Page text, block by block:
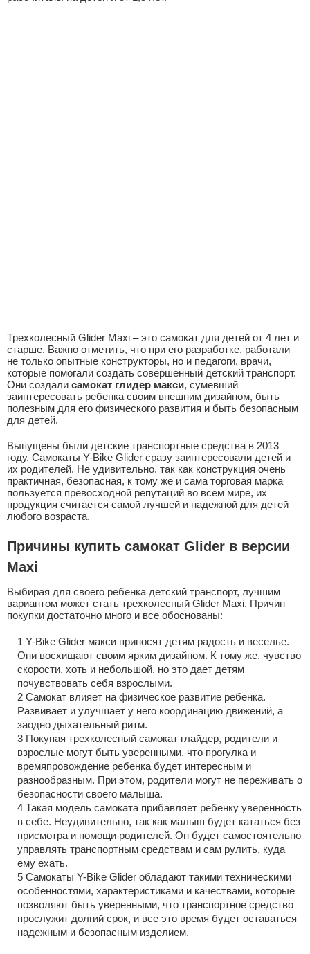
Трехколесный Glider Maxi – это самокат для детей от 4 лет и
старше. Важно отметить, что при его разработке, работали
не только опытные конструкторы, но и педагоги, врачи,
которые помогали создать совершенный детский транспорт.
Они создали самокат глидер макси, сумевший
заинтересовать ребенка своим внешним дизайном, быть
полезным для его физического развития и быть безопасным
для детей.
Выпущены были детские транспортные средства в 2013
году. Самокаты Y-Bike Glider сразу заинтересовали детей и
их родителей. Не удивительно, так как конструкция очень
практичная, безопасная, к тому же и сама торговая марка
пользуется превосходной репутаций во всем мире, их
продукция считается самой лучшей и надежной для детей
любого возраста.
Причины купить самокат Glider в версии
Maxi
Выбирая для своего ребенка детский транспорт, лучшим
вариантом может стать трехколесный Glider Maxi. Причин
покупки достаточно много и все обоснованы:
Y-Bike Glider макси приносят детям радость и веселье.
Они восхищают своим ярким дизайном. К тому же, чувство
скорости, хоть и небольшой, но это дает детям
почувствовать себя взрослыми.
Самокат влияет на физическое развитие ребенка.
Развивает и улучшает у него координацию движений, а
заодно дыхательный ритм.
Покупая трехколесный самокат глайдер, родители и
взрослые могут быть уверенными, что прогулка и
времяпровождение ребенка будет интересным и
разнообразным. При этом, родители могут не переживать о
безопасности своего малыша.
Такая модель самоката прибавляет ребенку уверенность
в себе. Неудивительно, так как малыш будет кататься без
присмотра и помощи родителей. Он будет самостоятельно
управлять транспортным средствам и сам рулить, куда
ему ехать.
Самокаты Y-Bike Glider обладают такими техническими
особенностями, характеристиками и качествами, которые
позволяют быть уверенными, что транспортное средство
прослужит долгий срок, и все это время будет оставаться
надежным и безопасным изделием.